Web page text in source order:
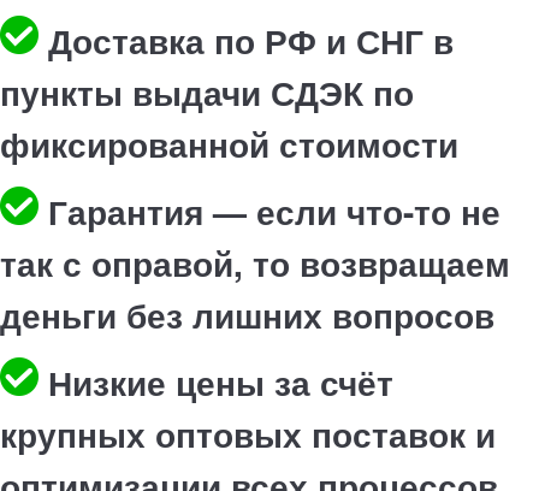
Доставка по РФ и СНГ в
пункты выдачи СДЭК по
фиксированной стоимости
Гарантия — если что-то не
так с оправой, то возвращаем
деньги без лишних вопросов
Низкие цены за счёт
крупных оптовых поставок и